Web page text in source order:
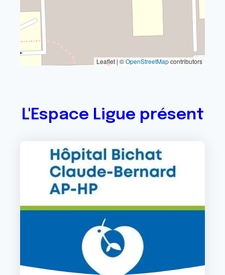
Leaflet | ©OpenStreetMapcontributors
L'Espace Ligue présent